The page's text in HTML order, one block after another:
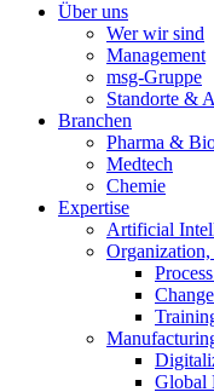
Über uns
Wer wir sind
Management
msg-Gruppe
Standorte &
Branchen
Pharma &
Medtech
Chemie
Expertise
Artificial
Global